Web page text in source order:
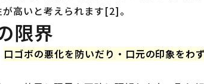
高いと考えられます[2]。
限界
口ゴボの悪化を防いだり・口元の印象をわ